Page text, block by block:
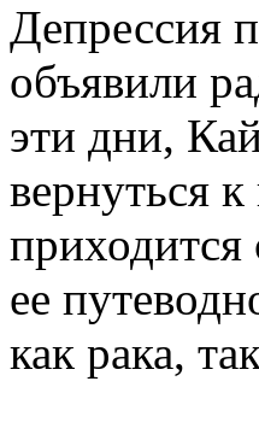
Депрессия
объявили
эти дни,
вернуться
ее
как рака,